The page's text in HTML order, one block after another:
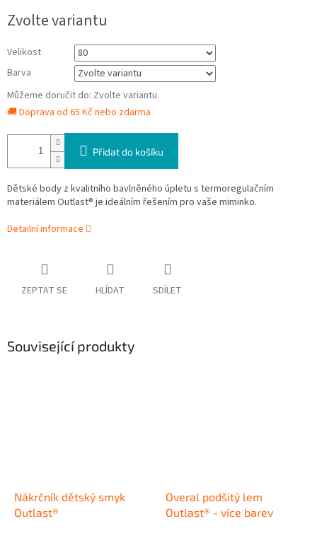
cena:
Zvolte variantu
Velikost
Barva
Můžeme doručit do: Zvolte variantu
🚚 Doprava od 65 Kč nebo zdarma
Přidat do košíku
Dětské body z kvalitního bavlněného úpletu s termoregulačním
materiálem Outlast® je ideálním řešením pro vaše miminko.
Detailní informace
ZEPTAT SE HLÍDAT SDÍLET
Související produkty
Nákrčník dětský smyk
Outlast®
Overal podšitý lem
Outlast® - více barev